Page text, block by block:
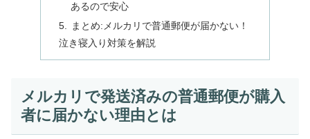
あるので安心
まとめ:メルカリで普通郵便が届かない！
泣き寝入り対策を解説
メルカリで発送済みの普通郵便が購入
者に届かない理由とは